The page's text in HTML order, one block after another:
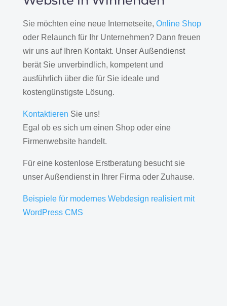
Sie möchten eine neue Internetseite, Online Shop
oder Relaunch für Ihr Unternehmen? Dann freuen
wir uns auf Ihren Kontakt. Unser Außendienst
berät Sie unverbindlich, kompetent und
ausführlich über die für Sie ideale und
kostengünstigste Lösung.
Kontaktieren Sie uns!
Egal ob es sich um einen Shop oder eine
Firmenwebsite handelt.
Für eine kostenlose Erstberatung besucht sie
unser Außendienst in Ihrer Firma oder Zuhause.
Beispiele für modernes Webdesign realisiert mit
WordPress CMS